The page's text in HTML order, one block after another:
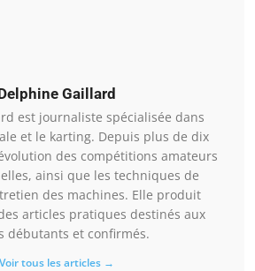
Gaillard
est journaliste spécialisée dans
et le karting. Depuis plus de dix
des compétitions amateurs
ainsi que les techniques de
des machines. Elle produit
articles pratiques destinés aux
débutants et confirmés.
Voir tous les articles →